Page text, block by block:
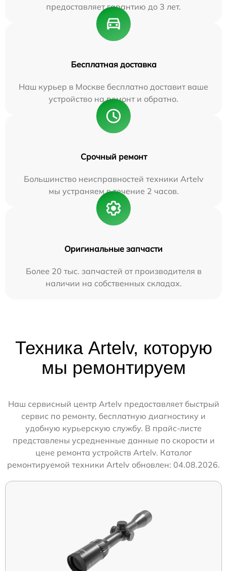
предоставляет гарантию до 3 лет.
Бесплатная доставка
Наш курьер в Москве бесплатно доставит ваше
устройство на ремонт и обратно.
Срочный ремонт
Большинство неисправностей техники Artelv
мы устраняем в течение 2 часов.
Оригинальные запчасти
Более 20 тыс. запчастей от производителя в
наличии на собственных складах.
Техника Artelv, которую
мы ремонтируем
Наш сервисный центр Artelv предоставляет быстрый
сервис по ремонту, бесплатную диагностику и
удобную курьерскую службу. В прайс-листе
представлены усредненные данные по скорости и
цене ремонта устройств Artelv. Каталог
ремонтируемой техники Artelv обновлен: 04.08.2026.